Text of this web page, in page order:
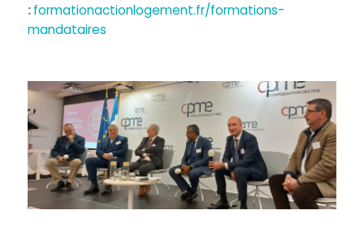
:formationactionlogement.fr/formations-
mandataires